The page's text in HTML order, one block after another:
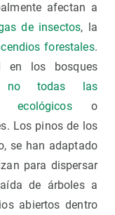
afectan a
de insectos, la
forestales.
en los bosques
no todas las
ecológicoso
Los pinos de los
se han adaptado
para dispersar
de árboles a
abiertos dentro